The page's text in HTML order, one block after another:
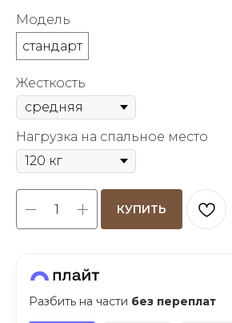
Модель
стандарт
Жесткость
Нагрузка на спальное место
КУПИТЬ
Разбить на части без переплат
об оплате Плайтом
недели
Остались вопросы?
8 800 302-02-51
plait.ru